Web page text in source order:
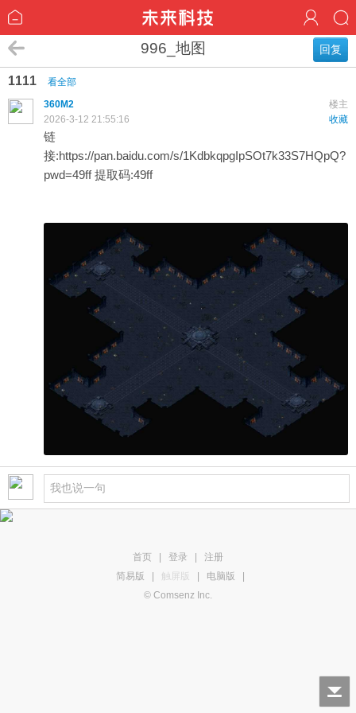
回复
996_地图
1111
看全部
楼主
360M2
收藏
2026-3-12 21:55:16
链
接:https://pan.baidu.com/s/1KdbkqpgIpSOt7k33S7HQpQ?
pwd=49ff提取码:49ff
首页 | 登录 |
注册
简易版
| 触屏版 | 电脑版
|
© Comsenz Inc.